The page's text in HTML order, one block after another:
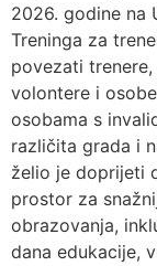
2026. godine na
Treninga za
povezati
volontere i
osobama s
različita grada i
želio je doprijeti
prostor za
obrazovanja,
dana edukacije,